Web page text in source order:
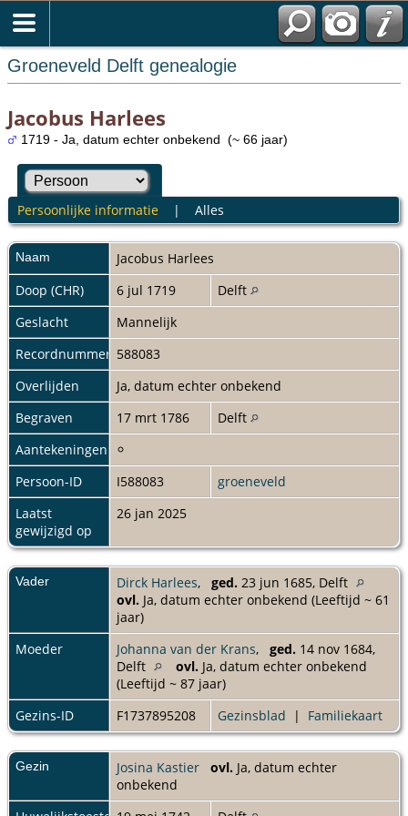
Groeneveld Delft genealogie
Jacobus Harlees
1719 - Ja, datum echter onbekend (~ 66 jaar)
Persoonlijke informatie| Alles
Naam Jacobus Harlees
Doop (CHR)
6 jul 1719
Delft
Geslacht
Mannelijk
Recordnummer 588083
Overlijden
Ja, datum echter onbekend
Begraven
17 mrt 1786
Delft
Aantekeningen
Persoon-ID
I588083
groeneveld
Laatst
gewijzigd op
26 jan 2025
Vader Dirck Harlees, ged. 23 jun 1685, Delft
ovl. Ja, datum echter onbekend (Leeftijd ~ 61
jaar)
Moeder
Johanna van der Krans, ged. 14 nov 1684,
Delft
ovl. Ja, datum echter onbekend
(Leeftijd ~ 87 jaar)
Gezins-ID
F1737895208 Gezinsblad | Familiekaart
Gezin Josina Kastier ovl. Ja, datum echter
onbekend